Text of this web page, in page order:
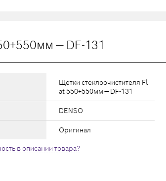
— DF-131
Щетки стеклоочистителя Fl
at 550+550мм — DF-131
DENSO
Оригинал
в описании товара?